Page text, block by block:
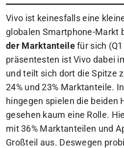
Vivo ist keinesfalls eine
globalen Smartphone-Markt
der Marktanteilefür sich
präsentesten ist Vivo dabei
und teilt sich dort die Spitze
24% und 23% Marktanteile.
hingegen spielen die beiden
gesehen kaum eine Rolle.
mit 36% Marktanteilen und
Großteil aus. Deswegen